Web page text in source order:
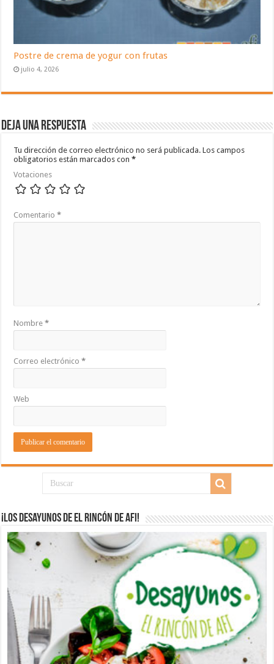
Postre de crema de yogur con frutas
julio 4, 2026
Deja una respuesta
Tu dirección de correo electrónico no será publicada. Los campos
obligatorios están marcados con*
Votaciones
Comentario*
Nombre*
Correo electrónico*
Web
¡Los desayunos de El Rincón de Afi!